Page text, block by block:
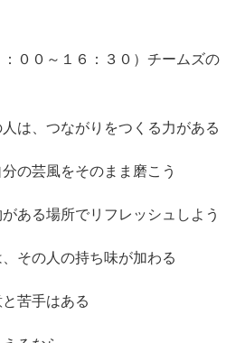
：００～１６：３０）チームズの
は、つながりをつくる力がある
の芸風をそのまま磨こう
ある場所でリフレッシュしよう
その人の持ち味が加わる
苦手はある